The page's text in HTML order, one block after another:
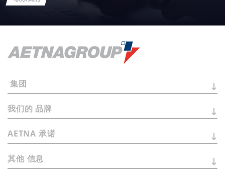
集团
我们的 品牌
AETNA 承诺
其他 信息